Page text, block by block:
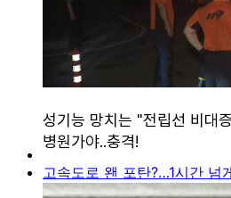
고속도로 왠 포탄?…1시간 넘